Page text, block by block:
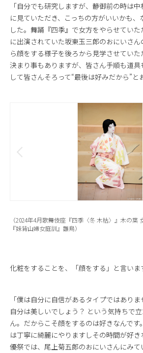
「自分でも研究しますが、静御前の時は
に見ていただき、こっちの方がいいかも、
した。舞踊『四季』で女方をやらせてい
に出演されていた坂東玉三郎のおにいさ
ら顔をする様子を後ろから見学させてい
決まり事もありますが、皆さん手順も道
して皆さんそろって“最後は好みだから”と
（2024年4月歌舞伎座『四季〈冬 木枯〉』木の葉
『妹背山婦女庭訓』雛鳥）
化粧をすることを、「顔をする」と言いま
「僕は自分に自信があるタイプではありま
自分は美しいでしょう？ という気持ちで
ん。だからこそ顔をするのは好きなんです
は丁寧に綺麗にやりますしその時間が好き
優祭では、尾上菊五郎のおにいさんにみ